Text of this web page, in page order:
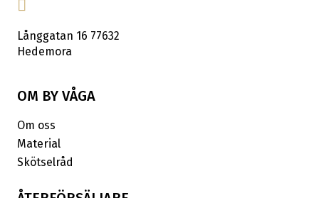
Långgatan 16 77632
Hedemora
OM BY VÅGA
Om oss
Material
Skötselråd